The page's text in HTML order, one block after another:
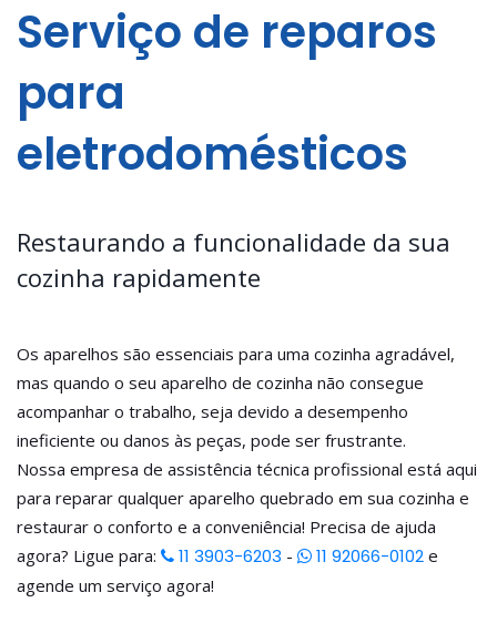
Serviço de reparos
para
eletrodomésticos
Restaurando a funcionalidade da sua
cozinha rapidamente
Os aparelhos são essenciais para uma cozinha agradável,
mas quando o seu aparelho de cozinha não consegue
acompanhar o trabalho, seja devido a desempenho
ineficiente ou danos às peças, pode ser frustrante.
Nossa empresa de assistência técnica profissional está aqui
para reparar qualquer aparelho quebrado em sua cozinha e
restaurar o conforto e a conveniência! Precisa de ajuda
agora? Ligue para:
11 3903-6203 - 11 92066-0102 e
agende um serviço agora!